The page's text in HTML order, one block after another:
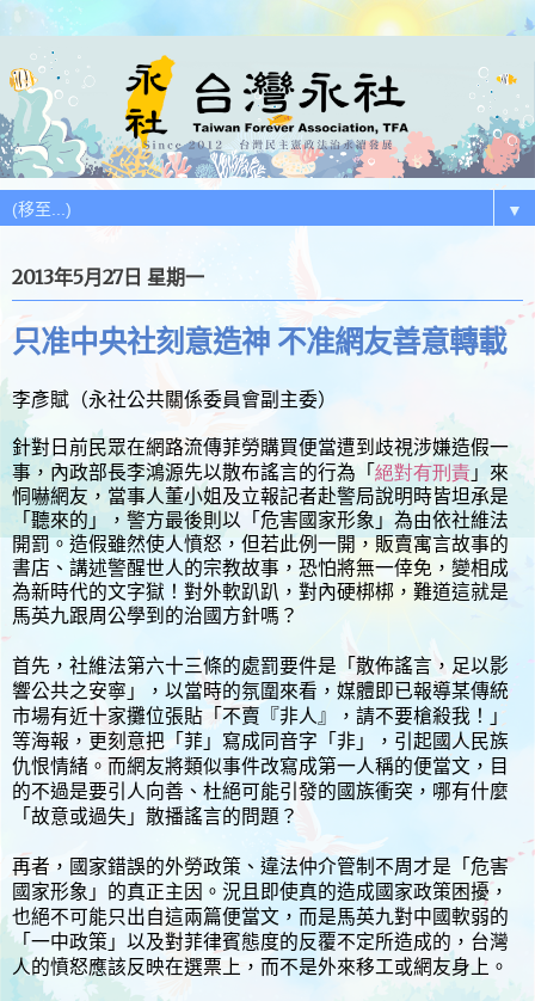
▼
2013年5月27日 星期一
只准中央社刻意造神 不准網友善意轉載
李彥賦（永社公共關係委員會副主委）
針對日前民眾在網路流傳菲勞購買便當遭到歧視涉嫌造假一
事，內政部長李鴻源先以散布謠言的行為「 絕對有刑責 」來
恫嚇網友，當事人董小姐及立報記者赴警局說明時皆坦承是
「聽來的」，警方最後則以「危害國家形象」為由依社維法
開罰。造假雖然使人憤怒，但若此例一開，販賣寓言故事的
書店、講述警醒世人的宗教故事，恐怕將無一倖免，變相成
為新時代的文字獄！對外軟趴趴，對內硬梆梆，難道這就是
馬英九跟周公學到的治國方針嗎？
首先，社維法第六十三條的處罰要件是「散佈謠言，足以影
響公共之安寧」，以當時的氛圍來看，媒體即已報導某傳統
市場有近十家攤位張貼「不賣『非人』，請不要槍殺我！」
等海報，更刻意把「菲」寫成同音字「非」，引起國人民族
仇恨情緒。而網友將類似事件改寫成第一人稱的便當文，目
的不過是要引人向善、杜絕可能引發的國族衝突，哪有什麼
「故意或過失」散播謠言的問題？
再者，國家錯誤的外勞政策、違法仲介管制不周才是「危害
國家形象」的真正主因。況且即使真的造成國家政策困擾，
也絕不可能只出自這兩篇便當文，而是馬英九對中國軟弱的
「一中政策」以及對菲律賓態度的反覆不定所造成的，台灣
人的憤怒應該反映在選票上，而不是外來移工或網友身上。